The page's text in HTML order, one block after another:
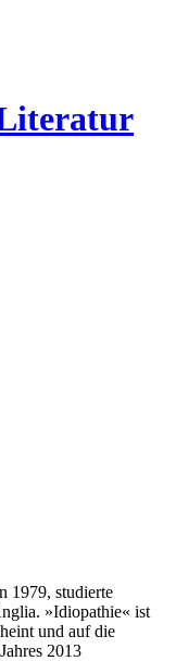
1979, studierte
»Idiopathie« ist
und auf die
2013